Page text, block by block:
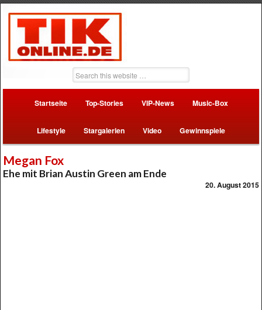
Startseite Top-Stories VIP-News Music-Box
Lifestyle Stargalerien Video Gewinnspiele
Megan Fox
Ehe mit Brian Austin Green am Ende
20. August 2015